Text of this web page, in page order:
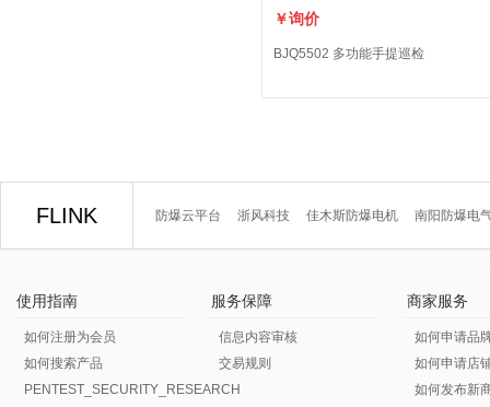
￥询价
BJQ5502 多功能手提巡检
FLINK 防爆云平台 浙风科技 佳木斯防爆电机 南阳防爆电
使用指南
如何注册为会员
如何搜索产品
PENTEST_SECURITY_RESEARCH
服务保障
信息内容审核
交易规则
商家服务
如何申请品
如何申请店
如何发布新